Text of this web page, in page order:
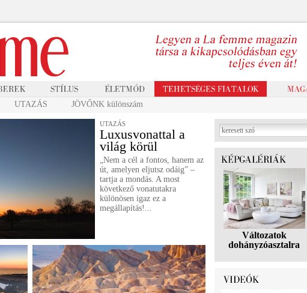
UTAZÁS JÖVŐNK különszám
UTAZÁS
Luxusvonattal a
világ körül
„Nem a cél a fontos, hanem az
út, amelyen eljutsz odáig” –
tartja a mondás. A most
következő vonatutakra
különösen igaz ez a
megállapítás!...
Változatok
dohányzóasztalra